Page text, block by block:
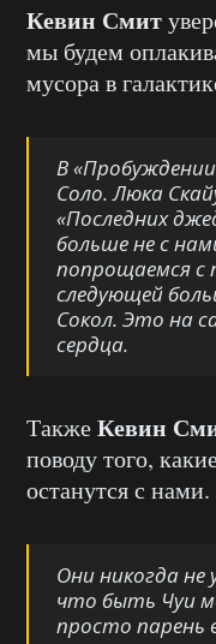
Кевин Смит
мы будем
мусора в
В
Соло. Люка
«Последних
больше не с
попрощаемся с
следующей
Сокол. Это на
сердца.
ТакжеКевин
поводу того,
останутся с нами.
Они никогда
что быть Чуи
просто парень